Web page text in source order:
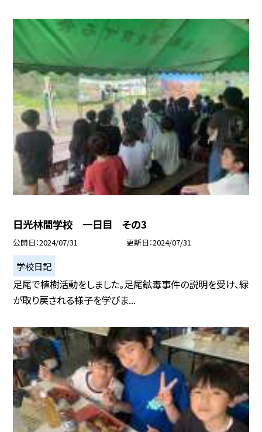
日光林間学校 一日目 その3
公開日 2024/07/31 更新日 2024/07/31
学校日記
足尾で植樹活動をしました。足尾鉱毒事件の説明を受け、緑
が取り戻される様子を学びま...